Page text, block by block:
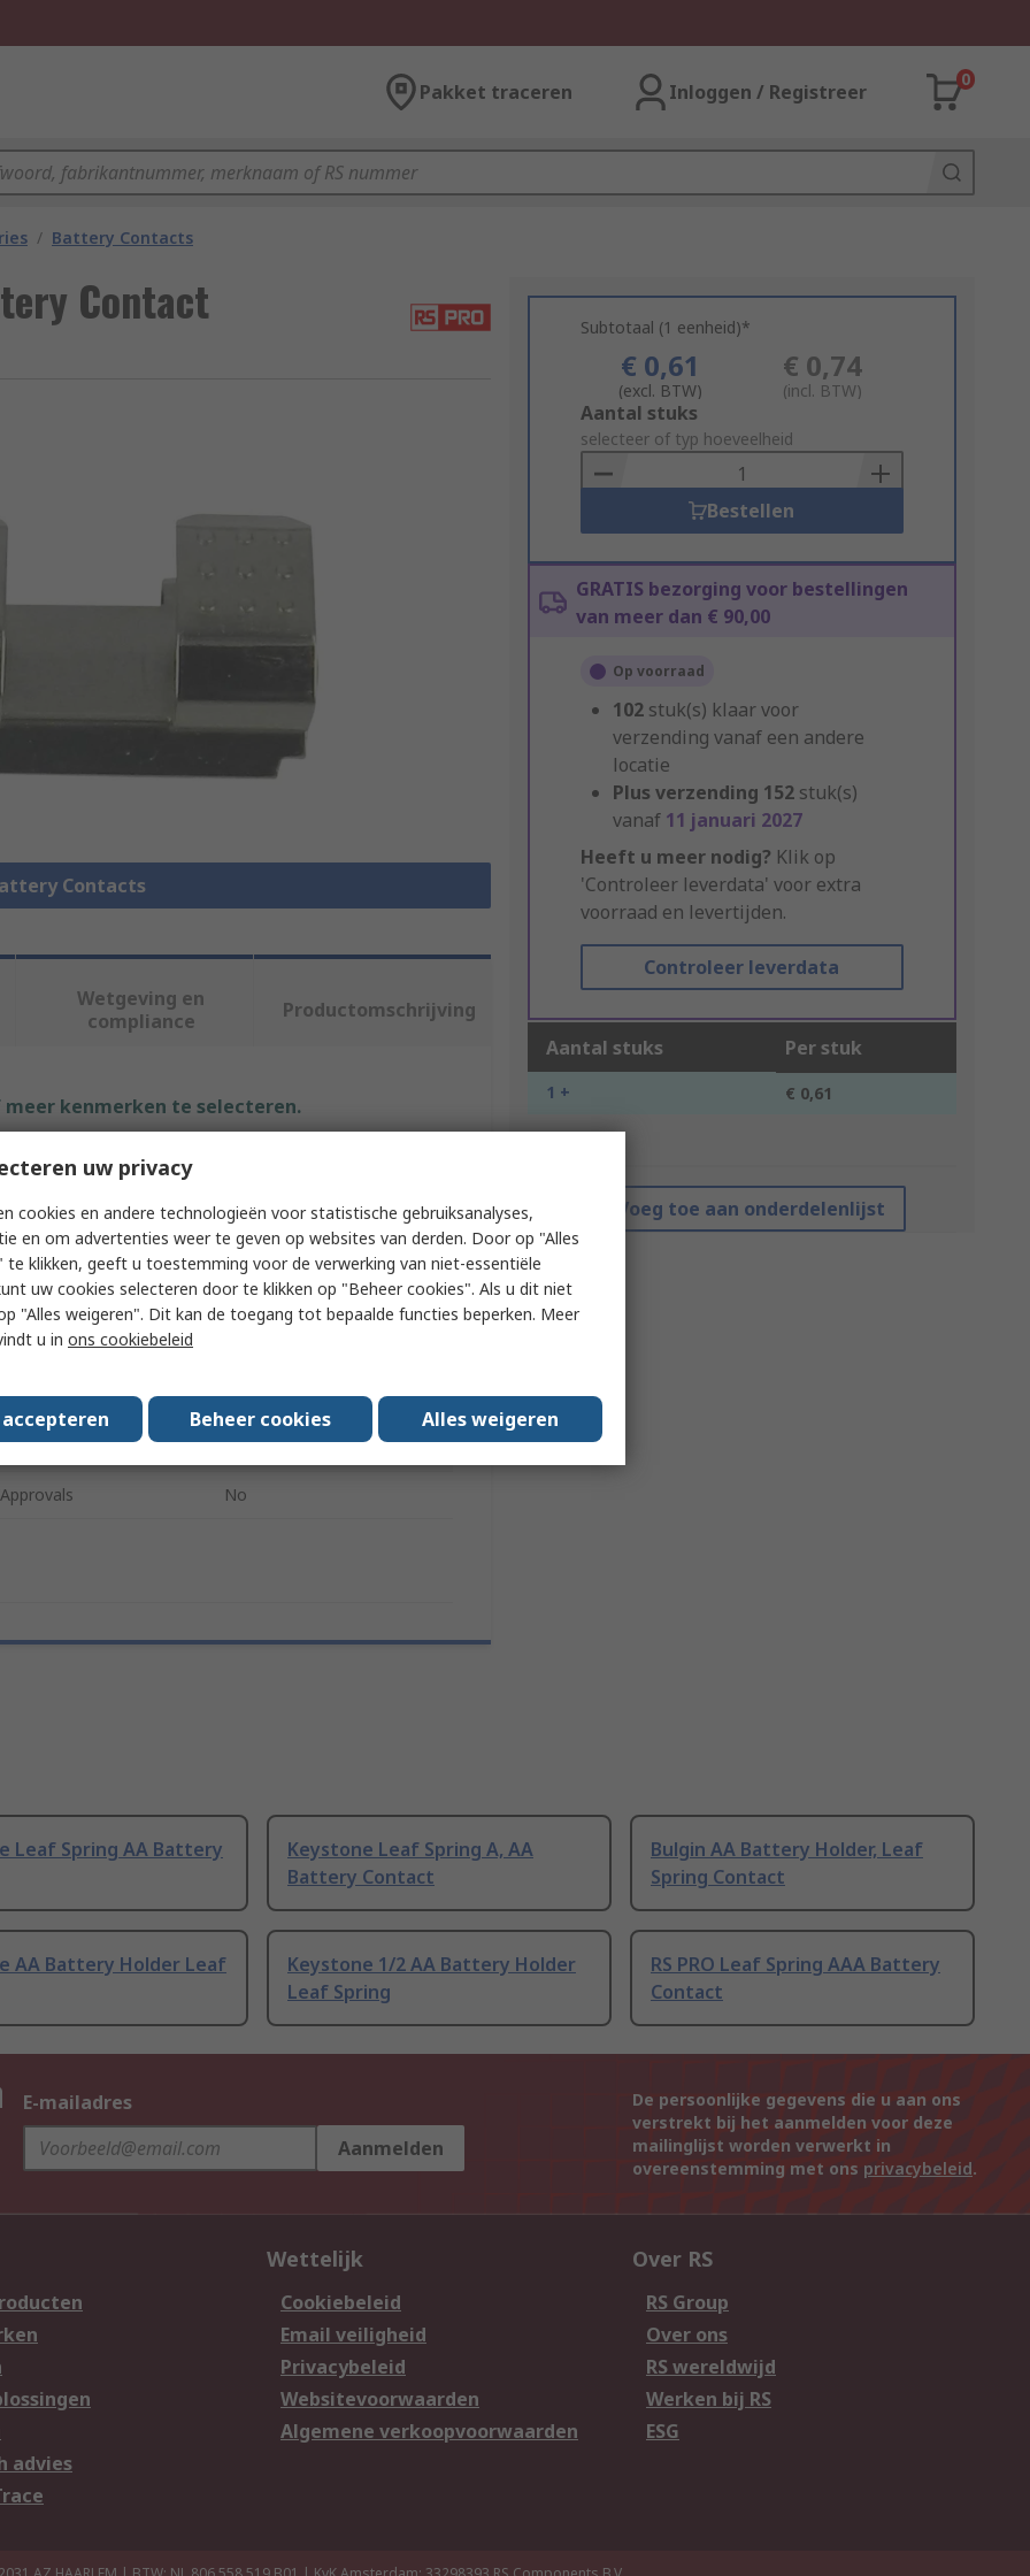
Pakket traceren Inloggen / Registreer
0
/ Battery Contacts
Contact
Contacts
Subtotaal (1 eenheid)*
€ 0,61
(excl. BTW)
€ 0,74
(incl. BTW)
Add
to
Basket
Aantal stuks
selecteer of typ hoeveelheid
Bestellen
GRATIS bezorging voor bestellingen
van meer dan € 90,00
Op voorraad
102 stuk(s) klaar voor
verzending vanaf een andere
locatie
Plus verzending 152 stuk(s)
vanaf 11 januari 2027
Heeft u meer nodig? Klik op
'Controleer leverdata' voor extra
voorraad en levertijden.
Controleer leverdata
Aantal stuks Per stuk
1 + € 0,61
Voeg toe aan onderdelenlijst
Wetgeving en
compliance
Productomschrijving
kenmerken te selecteren.
RS PRO
Battery Size AA
Battery Contact
Nickel Plated Steel
Type Leaf Spring
No
Leaf Spring AA Battery
Keystone Leaf Spring A, AA
Battery Contact
Bulgin AA Battery Holder, Leaf
Spring Contact
AA Battery Holder Leaf
Keystone 1/2 AA Battery Holder
Leaf Spring
RS PRO Leaf Spring AAA Battery
Contact
E-mailadres
Aanmelden
De persoonlijke gegevens die u aan ons
verstrekt bij het aanmelden voor deze
mailinglijst worden verwerkt in
overeenstemming met ons privacybeleid.
advies
Wettelijk
Cookiebeleid
Email veiligheid
Privacybeleid
Websitevoorwaarden
Algemene verkoopvoorwaarden
Over RS
RS Group
Over ons
RS wereldwijd
Werken bij RS
ESG
uw privacy
cookies en andere technologieën voor statistische gebruiksanalyses,
en om advertenties weer te geven op websites van derden. Door op "Alles
te klikken, geeft u toestemming voor de verwerking van niet-essentiële
uw cookies selecteren door te klikken op "Beheer cookies". Als u dit niet
"Alles weigeren". Dit kan de toegang tot bepaalde functies beperken. Meer
u in ons cookiebeleid
Beheer cookies Alles weigeren